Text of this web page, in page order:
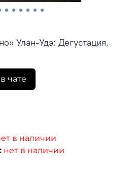
Улан-Удэ: Дегустация,
чате
в наличии
нет в наличии